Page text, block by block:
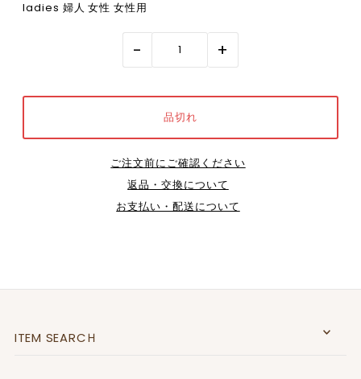
ladies 婦人 女性 女性用
- +
ご注文前にご確認ください
返品・交換について
お支払い・配送について
ITEM SEARCＨ